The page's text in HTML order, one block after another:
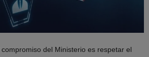
del Ministerio es respetar el